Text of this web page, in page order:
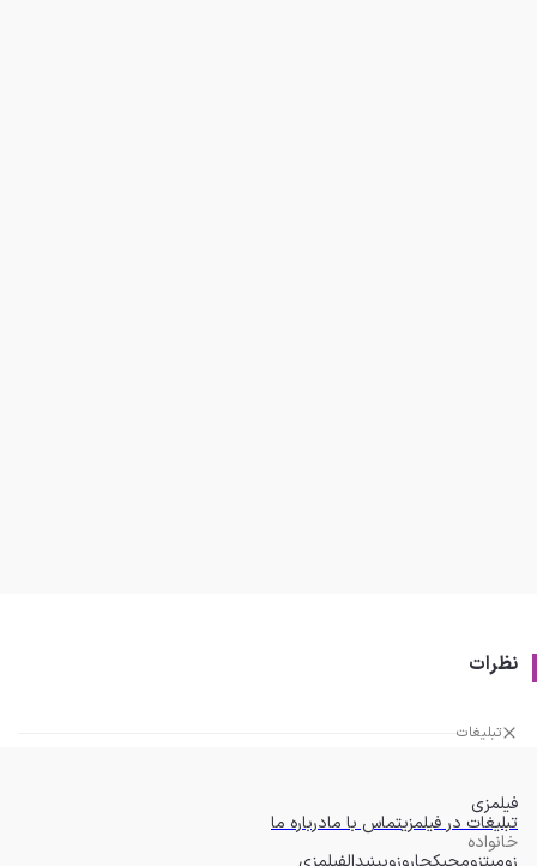
نظرات
تبلیغات
فیلمزی
تبلیغات در فیلمزیتماس با مادرباره ما
خانواده